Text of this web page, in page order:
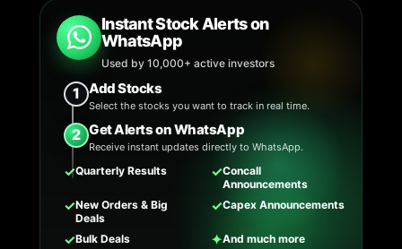
Instant Stock Alerts on
WhatsApp
Used by 10,000+ active investors
1 Add Stocks
Select the stocks you want to track in real time.
2 Get Alerts on WhatsApp
Receive instant updates directly to WhatsApp.
✓Quarterly Results ✓Concall
Announcements
✓New Orders & Big
Deals
✓Capex Announcements
✓Bulk Deals ✦And much more